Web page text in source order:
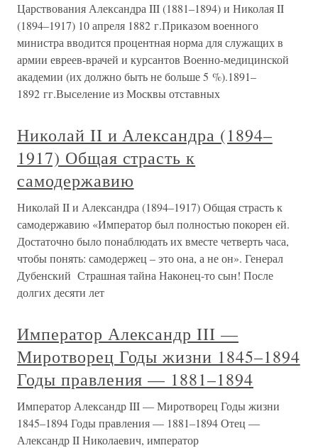
Царствования Александра III (1881–1894) и Николая II
(1894–1917) 10 апреля 1882 г.Приказом военного
министра вводится процентная норма для служащих в
армии евреев-врачей и курсантов Военно-медицинской
академии (их должно быть не больше 5 %).1891–
1892 гг.Выселение из Москвы отставных
Николай II и Александра (1894–
1917) Общая страсть к
самодержавию
Николай II и Александра (1894–1917) Общая страсть к
самодержавию «Император был полностью покорен ей.
Достаточно было понаблюдать их вместе четверть часа,
чтобы понять: самодержец – это она, а не он». Генерал
Дубенский Страшная тайна Наконец-то сын! После
долгих десяти лет
Император Александр III —
Миротворец Годы жизни 1845–1894
Годы правления — 1881–1894
Император Александр III — Миротворец Годы жизни
1845–1894 Годы правления — 1881–1894 Отец —
Александр II Николаевич, император